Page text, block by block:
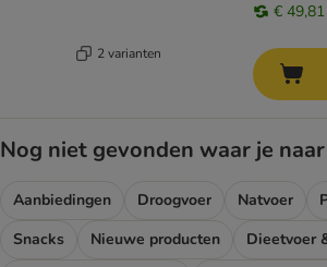
2 varianten
€ 49,81
Nog niet gevonden waar je
Aanbiedingen Droogvoer Natvoer
Snacks
Nieuwe producten
Dieetvoer